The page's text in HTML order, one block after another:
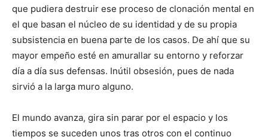
que pudiera destruir ese proceso de clonación mental en
el que basan el núcleo de su identidad y de su propia
subsistencia en buena parte de los casos. De ahí que su
mayor empeño esté en amurallar su entorno y reforzar
día a día sus defensas. Inútil obsesión, pues de nada
sirvió a la larga muro alguno.
El mundo avanza, gira sin parar por el espacio y los
tiempos se suceden unos tras otros con el continuo